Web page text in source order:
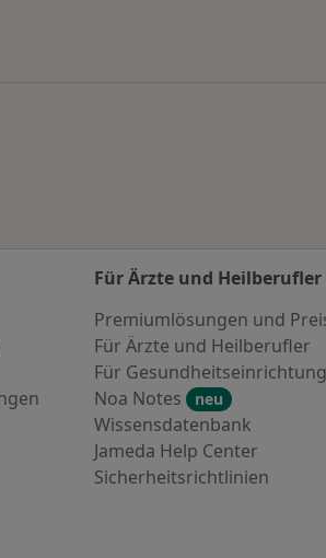
Für Ärzte und Heilberufler
Premiumlösungen und
Für Ärzte und Heilberufler
Für
Noa Notes
neu
Wissensdatenbank
Jameda Help Center
Sicherheitsrichtlinien